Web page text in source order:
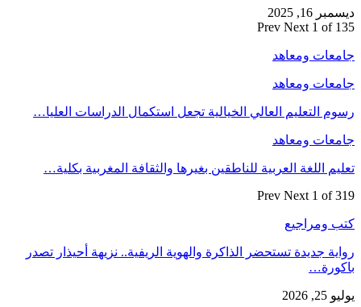
ديسمبر 16, 2025
Prev Next 1 of 135
جامعات ومعاهد
جامعات ومعاهد
رسوم التعليم العالي الخيالية تجعل استكمال الدراسات العليا…
جامعات ومعاهد
تعليم اللغة العربية للناطقين بغيرها والثقافة المغربية بكلية…
Prev Next 1 of 319
كتب ومراجيع
رواية جديدة تستحضر الذاكرة والهوية الريفية.. نزيهة أحيذار تصدر
باكورة…
يوليو 25, 2026